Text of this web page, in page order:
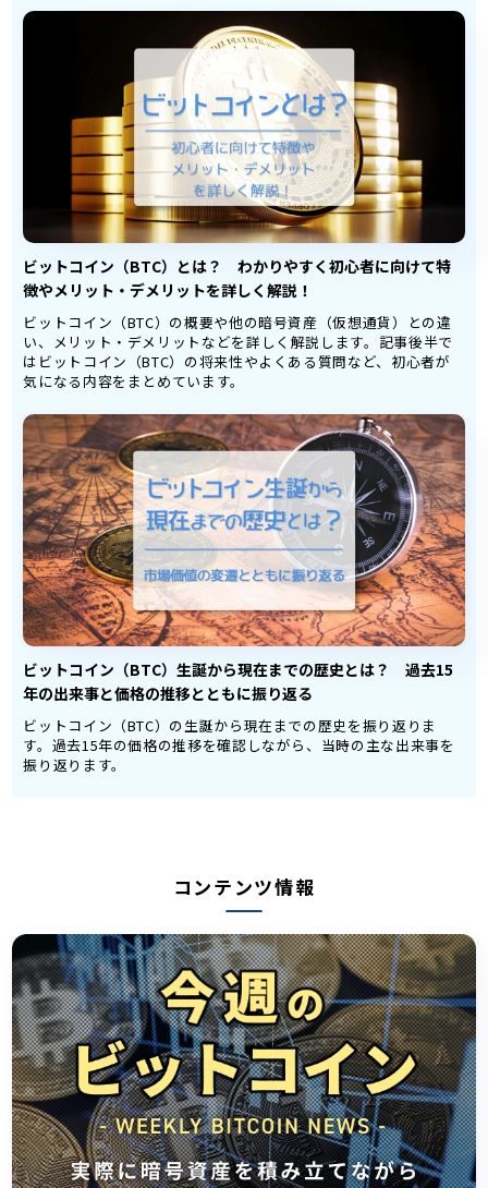
ビットコイン（BTC）とは？ わかりやすく初心者に向けて特
徴やメリット・デメリットを詳しく解説！
ビットコイン（BTC）の概要や他の暗号資産（仮想通貨）との違
い、メリット・デメリットなどを詳しく解説します。記事後半で
はビットコイン（BTC）の将来性やよくある質問など、初心者が
気になる内容をまとめています。
ビットコイン（BTC）生誕から現在までの歴史とは？ 過去15
年の出来事と価格の推移とともに振り返る
ビットコイン（BTC）の生誕から現在までの歴史を振り返りま
す。過去15年の価格の推移を確認しながら、当時の主な出来事を
振り返ります。
コンテンツ情報